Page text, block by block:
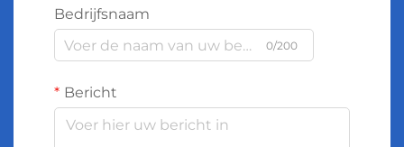
Bedrijfsnaam
0/200
Bericht